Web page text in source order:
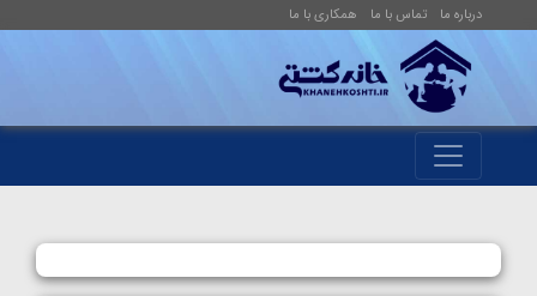
درباره ما تماس با ما همکاری با ما